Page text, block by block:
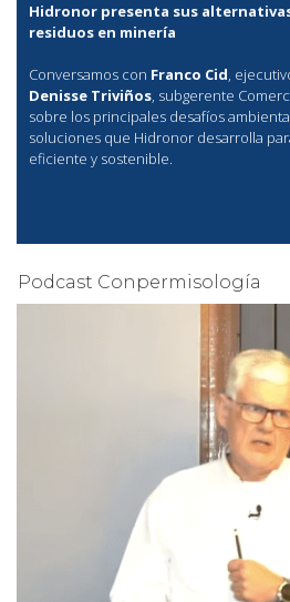
Hidronor presenta sus
residuos en minería
Conversamos con Franco Cid,
Denisse Triviños, subgerente
sobre los principales desafíos
soluciones que Hidronor desarrolla
eficiente y sostenible.
Podcast Conpermisología